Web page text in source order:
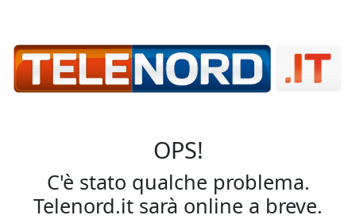
OPS!
C'è stato qualche problema.
Telenord.it sarà online a breve.